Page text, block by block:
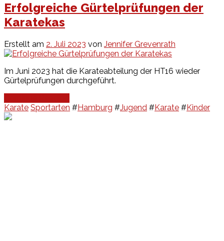
Erfolgreiche Gürtelprüfungen der
Karatekas
Erstellt am 2. Juli 2023 von Jennifer Grevenrath
Im Juni 2023 hat die Karateabteilung der HT16 wieder
Gürtelprüfungen durchgeführt.
Karate Sportarten #Hamburg #Jugend #Karate #Kinder